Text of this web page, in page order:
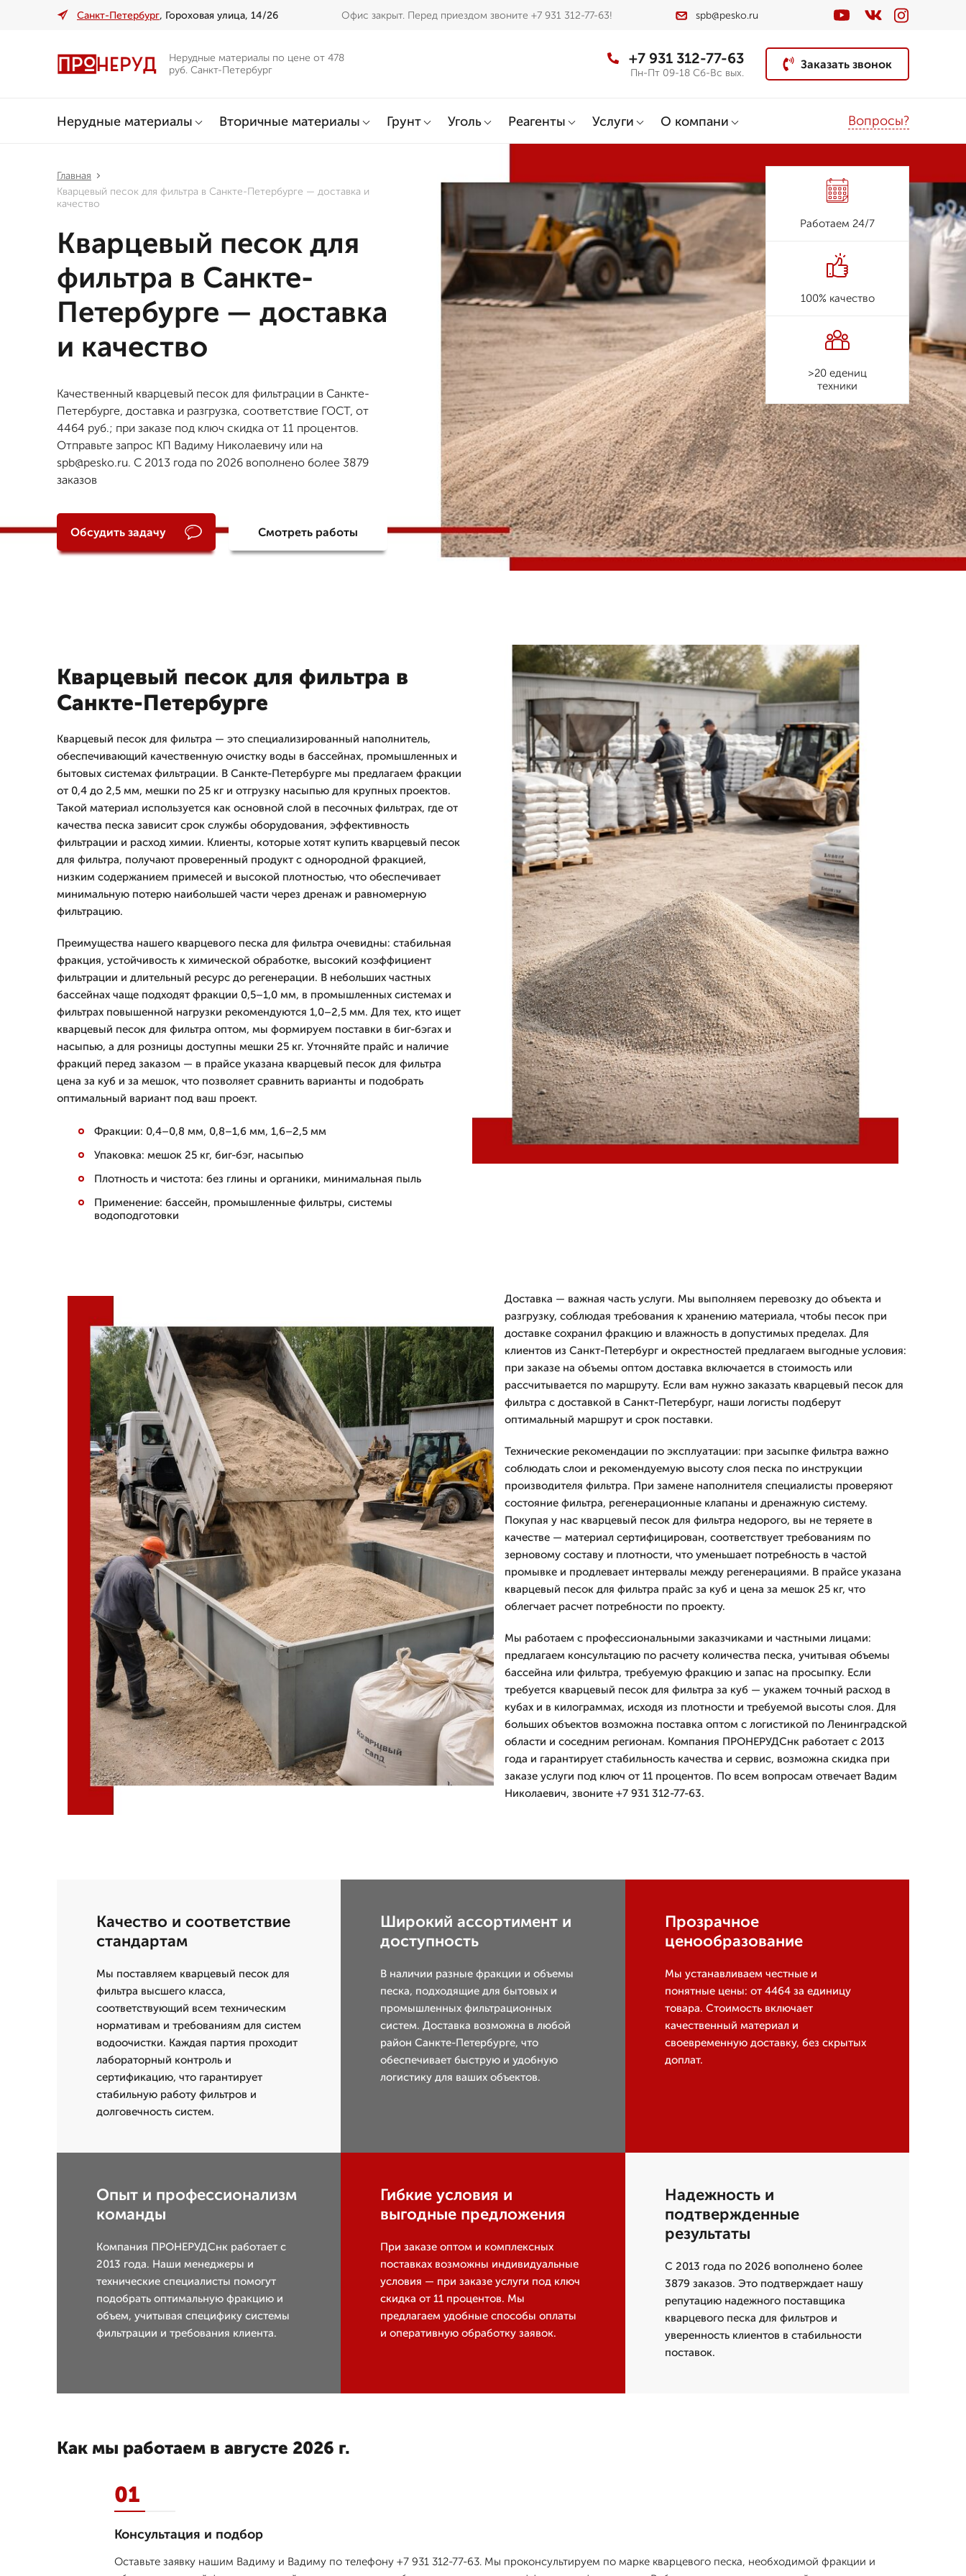
Санкт-Петербург, Гороховая улица, 14/26 Офис закрыт. Перед приездом звоните +7 931 312-77-63! spb@pesko.ru
Нерудные материалы по цене от 478
руб. Санкт-Петербург
+7 931 312-77-63
Пн-Пт 09-18 Сб-Вс вых.
Заказать звонок
Нерудные материалы Вторичные материалы Грунт Уголь Реагенты Услуги О компани Вопросы?
Главная
Кварцевый песок для фильтра в Санкте-Петербурге — доставка и
качество
Кварцевый песок для
фильтра в Санкте-
Петербурге — доставка
и качество
Качественный кварцевый песок для фильтрации в Санкте-
Петербурге, доставка и разгрузка, соответствие ГОСТ, от
4464 руб.; при заказе под ключ скидка от 11 процентов.
Отправьте запрос КП Вадиму Николаевичу или на
spb@pesko.ru. С 2013 года по 2026 вополнено более 3879
заказов
Обсудить задачу Смотреть работы
Работаем 24/7
100% качество
>20 едениц
техники
Кварцевый песок для фильтра в
Санкте-Петербурге
Кварцевый песок для фильтра — это специализированный наполнитель,
обеспечивающий качественную очистку воды в бассейнах, промышленных и
бытовых системах фильтрации. В Санкте-Петербурге мы предлагаем фракции
от 0,4 до 2,5 мм, мешки по 25 кг и отгрузку насыпью для крупных проектов.
Такой материал используется как основной слой в песочных фильтрах, где от
качества песка зависит срок службы оборудования, эффективность
фильтрации и расход химии. Клиенты, которые хотят купить кварцевый песок
для фильтра, получают проверенный продукт с однородной фракцией,
низким содержанием примесей и высокой плотностью, что обеспечивает
минимальную потерю наибольшей части через дренаж и равномерную
фильтрацию.
Преимущества нашего кварцевого песка для фильтра очевидны: стабильная
фракция, устойчивость к химической обработке, высокий коэффициент
фильтрации и длительный ресурс до регенерации. В небольших частных
бассейнах чаще подходят фракции 0,5–1,0 мм, в промышленных системах и
фильтрах повышенной нагрузки рекомендуются 1,0–2,5 мм. Для тех, кто ищет
кварцевый песок для фильтра оптом, мы формируем поставки в биг-бэгах и
насыпью, а для розницы доступны мешки 25 кг. Уточняйте прайс и наличие
фракций перед заказом — в прайсе указана кварцевый песок для фильтра
цена за куб и за мешок, что позволяет сравнить варианты и подобрать
оптимальный вариант под ваш проект.
Фракции: 0,4–0,8 мм, 0,8–1,6 мм, 1,6–2,5 мм
Упаковка: мешок 25 кг, биг-бэг, насыпью
Плотность и чистота: без глины и органики, минимальная пыль
Применение: бассейн, промышленные фильтры, системы
водоподготовки
Доставка — важная часть услуги. Мы выполняем перевозку до объекта и
разгрузку, соблюдая требования к хранению материала, чтобы песок при
доставке сохранил фракцию и влажность в допустимых пределах. Для
клиентов из Санкт-Петербург и окрестностей предлагаем выгодные условия:
при заказе на объемы оптом доставка включается в стоимость или
рассчитывается по маршруту. Если вам нужно заказать кварцевый песок для
фильтра с доставкой в Санкт-Петербург, наши логисты подберут
оптимальный маршрут и срок поставки.
Технические рекомендации по эксплуатации: при засыпке фильтра важно
соблюдать слои и рекомендуемую высоту слоя песка по инструкции
производителя фильтра. При замене наполнителя специалисты проверяют
состояние фильтра, регенерационные клапаны и дренажную систему.
Покупая у нас кварцевый песок для фильтра недорого, вы не теряете в
качестве — материал сертифицирован, соответствует требованиям по
зерновому составу и плотности, что уменьшает потребность в частой
промывке и продлевает интервалы между регенерациями. В прайсе указана
кварцевый песок для фильтра прайс за куб и цена за мешок 25 кг, что
облегчает расчет потребности по проекту.
Мы работаем с профессиональными заказчиками и частными лицами:
предлагаем консультацию по расчету количества песка, учитывая объемы
бассейна или фильтра, требуемую фракцию и запас на просыпку. Если
требуется кварцевый песок для фильтра за куб — укажем точный расход в
кубах и в килограммах, исходя из плотности и требуемой высоты слоя. Для
больших объектов возможна поставка оптом с логистикой по Ленинградской
области и соседним регионам. Компания ПРОНЕРУДСнк работает с 2013
года и гарантирует стабильность качества и сервис, возможна скидка при
заказе услуги под ключ от 11 процентов. По всем вопросам отвечает Вадим
Николаевич, звоните +7 931 312-77-63.
Качество и соответствие
стандартам
Мы поставляем кварцевый песок для
фильтра высшего класса,
соответствующий всем техническим
нормативам и требованиям для систем
водоочистки. Каждая партия проходит
лабораторный контроль и
сертификацию, что гарантирует
стабильную работу фильтров и
долговечность систем.
Широкий ассортимент и
доступность
В наличии разные фракции и объемы
песка, подходящие для бытовых и
промышленных фильтрационных
систем. Доставка возможна в любой
район Санкте-Петербурге, что
обеспечивает быструю и удобную
логистику для ваших объектов.
Прозрачное
ценообразование
Мы устанавливаем честные и
понятные цены: от 4464 за единицу
товара. Стоимость включает
качественный материал и
своевременную доставку, без скрытых
доплат.
Опыт и профессионализм
команды
Компания ПРОНЕРУДСнк работает с
2013 года. Наши менеджеры и
технические специалисты помогут
подобрать оптимальную фракцию и
объем, учитывая специфику системы
фильтрации и требования клиента.
Гибкие условия и
выгодные предложения
При заказе оптом и комплексных
поставках возможны индивидуальные
условия — при заказе услуги под ключ
скидка от 11 процентов. Мы
предлагаем удобные способы оплаты
и оперативную обработку заявок.
Надежность и
подтвержденные
результаты
С 2013 года по 2026 вополнено более
3879 заказов. Это подтверждает нашу
репутацию надежного поставщика
кварцевого песка для фильтров и
уверенность клиентов в стабильности
поставок.
Как мы работаем в августе 2026 г.
01
Консультация и подбор
Оставьте заявку нашим Вадиму и Вадиму по телефону +7 931 312-77-63. Мы проконсультируем по марке кварцевого песка, необходимой фракции и